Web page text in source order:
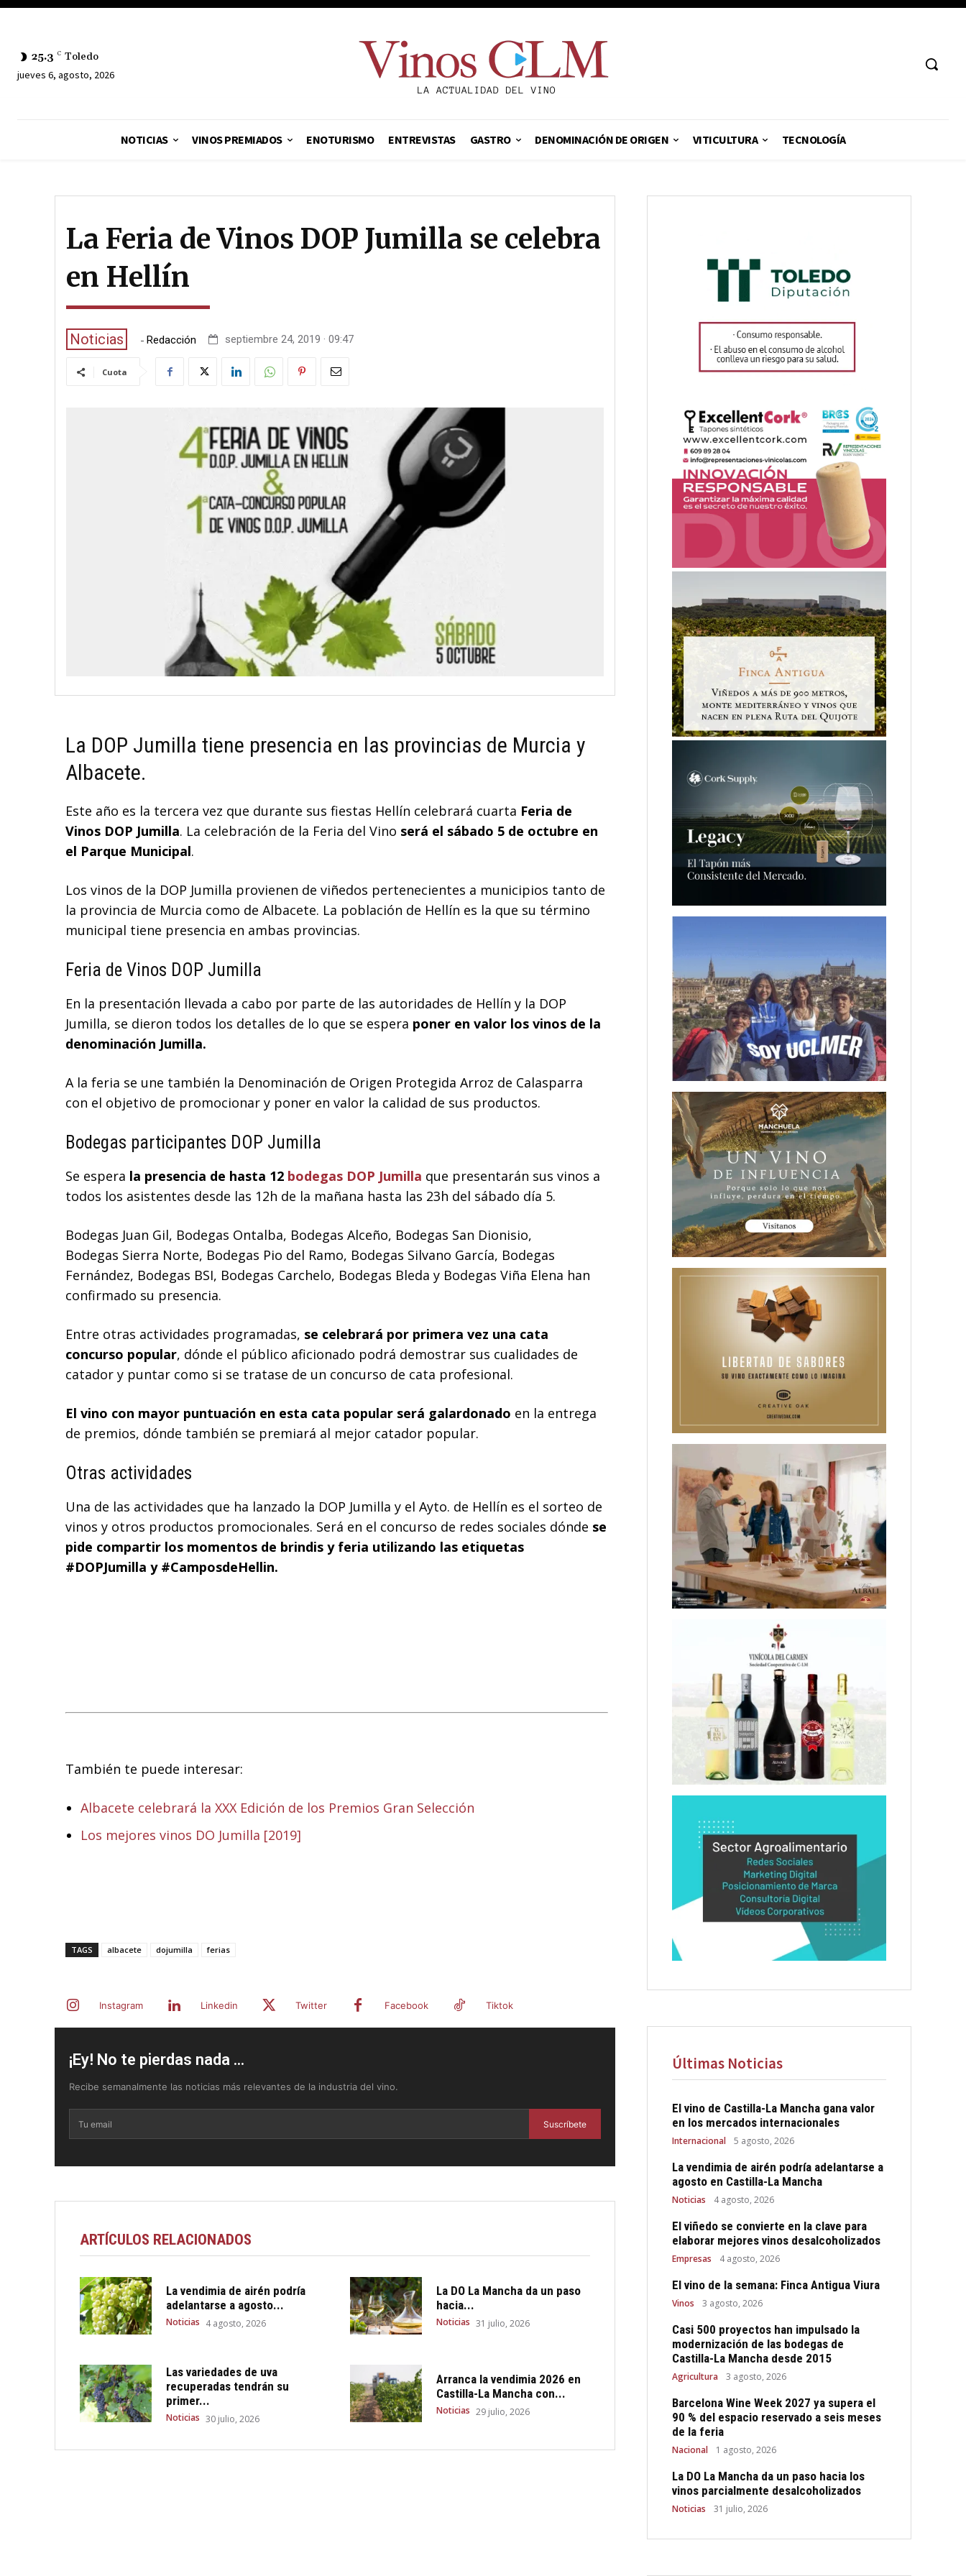
25.3 C Toledo
jueves 6, agosto, 2026
NOTICIAS VINOS PREMIADOS ENOTURISMO ENTREVISTAS GASTRO DENOMINACIÓN DE ORIGEN VITICULTURA TECNOLOGÍA
La Feria de Vinos DOP Jumilla se celebra
en Hellín
Noticias - Redacción septiembre 24, 2019 · 09:47
Cuota
La DOP Jumilla tiene presencia en las provincias de Murcia y
Albacete.
Este año es la tercera vez que durante sus fiestas Hellín celebrará cuarta Feria de
Vinos DOP Jumilla. La celebración de la Feria del Vino será el sábado 5 de octubre en
el Parque Municipal.
Los vinos de la DOP Jumilla provienen de viñedos pertenecientes a municipios tanto de
la provincia de Murcia como de Albacete. La población de Hellín es la que su término
municipal tiene presencia en ambas provincias.
Feria de Vinos DOP Jumilla
En la presentación llevada a cabo por parte de las autoridades de Hellín y la DOP
Jumilla, se dieron todos los detalles de lo que se espera poner en valor los vinos de la
denominación Jumilla.
A la feria se une también la Denominación de Origen Protegida Arroz de Calasparra
con el objetivo de promocionar y poner en valor la calidad de sus productos.
Bodegas participantes DOP Jumilla
Se espera la presencia de hasta 12 bodegas DOP Jumilla que presentarán sus vinos a
todos los asistentes desde las 12h de la mañana hasta las 23h del sábado día 5.
Bodegas Juan Gil, Bodegas Ontalba, Bodegas Alceño, Bodegas San Dionisio,
Bodegas Sierra Norte, Bodegas Pio del Ramo, Bodegas Silvano García, Bodegas
Fernández, Bodegas BSI, Bodegas Carchelo, Bodegas Bleda y Bodegas Viña Elena han
confirmado su presencia.
Entre otras actividades programadas, se celebrará por primera vez una cata
concurso popular, dónde el público aficionado podrá demostrar sus cualidades de
catador y puntar como si se tratase de un concurso de cata profesional.
El vino con mayor puntuación en esta cata popular será galardonado en la entrega
de premios, dónde también se premiará al mejor catador popular.
Otras actividades
Una de las actividades que ha lanzado la DOP Jumilla y el Ayto. de Hellín es el sorteo de
vinos y otros productos promocionales. Será en el concurso de redes sociales dónde se
pide compartir los momentos de brindis y feria utilizando las etiquetas
#DOPJumilla y #CamposdeHellin.
También te puede interesar:
Albacete celebrará la XXX Edición de los Premios Gran Selección
Los mejores vinos DO Jumilla [2019]
TAGS albacete dojumilla ferias
Instagram Linkedin Twitter Facebook Tiktok
¡Ey! No te pierdas nada ...
Recibe semanalmente las noticias más relevantes de la industria del vino.
Suscríbete
ARTÍCULOS RELACIONADOS
La vendimia de airén podría
adelantarse a agosto...
Noticias 4 agosto, 2026
La DO La Mancha da un paso
hacia...
Noticias 31 julio, 2026
Las variedades de uva
recuperadas tendrán su
primer...
Noticias 30 julio, 2026
Arranca la vendimia 2026 en
Castilla-La Mancha con...
Noticias 29 julio, 2026
Últimas Noticias
El vino de Castilla-La Mancha gana valor
en los mercados internacionales
Internacional 5 agosto, 2026
La vendimia de airén podría adelantarse a
agosto en Castilla-La Mancha
Noticias 4 agosto, 2026
El viñedo se convierte en la clave para
elaborar mejores vinos desalcoholizados
Empresas 4 agosto, 2026
El vino de la semana: Finca Antigua Viura
Vinos 3 agosto, 2026
Casi 500 proyectos han impulsado la
modernización de las bodegas de
Castilla-La Mancha desde 2015
Agricultura 3 agosto, 2026
Barcelona Wine Week 2027 ya supera el
90 % del espacio reservado a seis meses
de la feria
Nacional 1 agosto, 2026
La DO La Mancha da un paso hacia los
vinos parcialmente desalcoholizados
Noticias 31 julio, 2026